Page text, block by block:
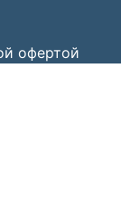
офертой